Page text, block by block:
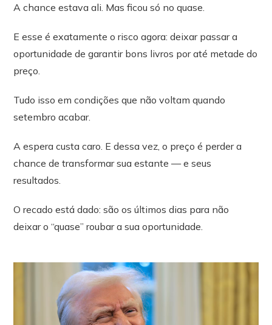
A chance estava ali. Mas ficou só no quase.
E esse é exatamente o risco agora: deixar passar a
oportunidade de garantir bons livros por até metade do
preço.
Tudo isso em condições que não voltam quando
setembro acabar.
A espera custa caro. E dessa vez, o preço é perder a
chance de transformar sua estante — e seus
resultados.
O recado está dado: são os últimos dias para não
deixar o “quase” roubar a sua oportunidade.